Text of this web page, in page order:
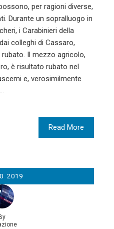
per ragioni diverse,
Durante un sopralluogo in
i Carabinieri della
colleghi di Cassaro,
Il mezzo agricolo,
è risultato rubato nel
e, verosimilmente
Read More
2019
By